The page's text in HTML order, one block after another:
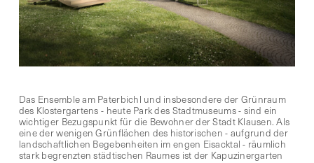
Das Ensemble am Paterbichl und insbesondere der Grünraum
des Klostergartens - heute Park des Stadtmuseums - sind ein
wichtiger Bezugspunkt für die Bewohner der Stadt Klausen. Als
eine der wenigen Grünflächen des historischen - aufgrund der
landschaftlichen Begebenheiten im engen Eisacktal - räumlich
stark begrenzten städtischen Raumes ist der Kapuzinergarten